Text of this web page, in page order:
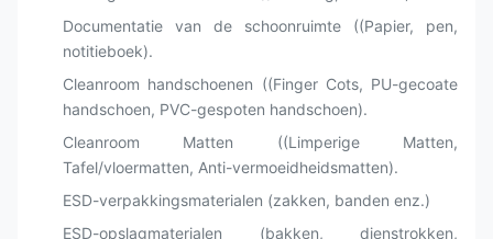
Documentatie van de schoonruimte ((Papier, pen,
notitieboek).
Cleanroom handschoenen ((Finger Cots, PU-gecoate
handschoen, PVC-gespoten handschoen).
Cleanroom Matten ((Limperige Matten,
Tafel/vloermatten, Anti-vermoeidheidsmatten).
ESD-verpakkingsmaterialen (zakken, banden enz.)
ESD-opslagmaterialen (bakken, dienstrokken,